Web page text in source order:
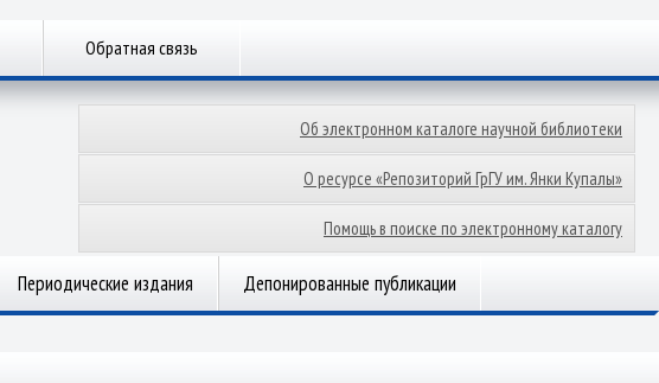
Обратная связь
Об электронном каталоге научной библиотеки
О ресурсе «Репозиторий ГрГУ им. Янки Купалы»
Помощь в поиске по электронному каталогу
Периодические издания Депонированные публикации